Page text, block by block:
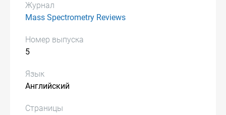
Журнал
Mass Spectrometry Reviews
Номер выпуска
5
Язык
Английский
Страницы